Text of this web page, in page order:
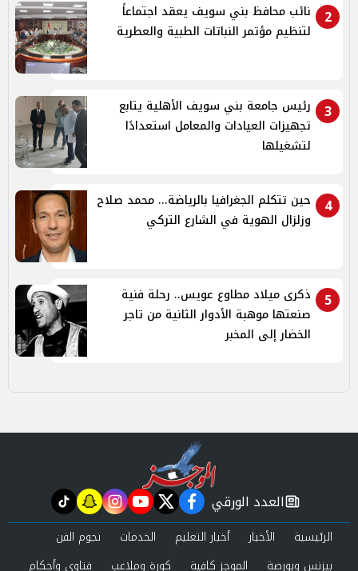
2
نائب محافظ بني سويف يعقد اجتماعاً
لتنظيم مؤتمر النباتات الطبية والعطرية
3
رئيس جامعة بني سويف الأهلية يتابع
تجهيزات العيادات والمعامل استعدادًا
لتشغيلها
4
حين تتكلم الجغرافيا بالرياضة... محمد صلاح
وزلزال الهوية في الشارع التركي
5
ذكرى ميلاد مطاوع عويس.. رحلة فنية
صنعتها موهبة الأدوار الثانية من تاجر
الخضار إلى المخبر
newspaper
العدد الورقي facebook
twitter
youtube
instagram
snapchat
tiktok
الرئيسية الأخبار أخبار التعليم الخدمات
نجوم الفن
بيزنس وبورصة
الموجز كافية كورة وملاعب فتاوى وأحكام